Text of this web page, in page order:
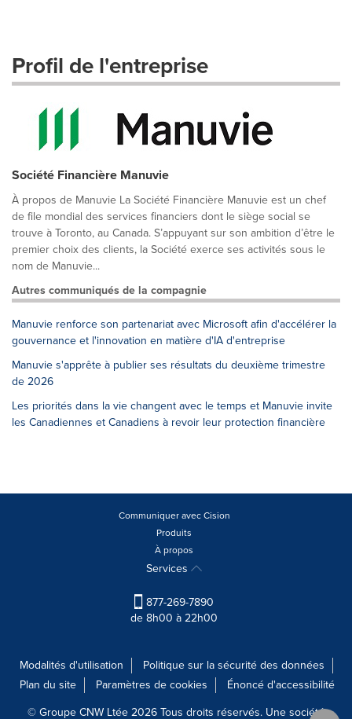
Profil de l'entreprise
Société Financière Manuvie
À propos de Manuvie La Société Financière Manuvie est un chef
de file mondial des services financiers dont le siège social se
trouve à Toronto, au Canada. S’appuyant sur son ambition d’être le
premier choix des clients, la Société exerce ses activités sous le
nom de Manuvie...
Autres communiqués de la compagnie
Manuvie renforce son partenariat avec Microsoft afin d'accélérer la
gouvernance et l'innovation en matière d'IA d'entreprise
Manuvie s'apprête à publier ses résultats du deuxième trimestre
de 2026
Les priorités dans la vie changent avec le temps et Manuvie invite
les Canadiennes et Canadiens à revoir leur protection financière
Communiquer avec Cision
Produits
À propos
Services
877-269-7890
de 8h00 à 22h00
Modalités d'utilisation
Politique sur la sécurité des données
Plan du site
Paramètres de cookies
Énoncé d'accessibilité
© Groupe CNW Ltée 2026 Tous droits réservés. Une société